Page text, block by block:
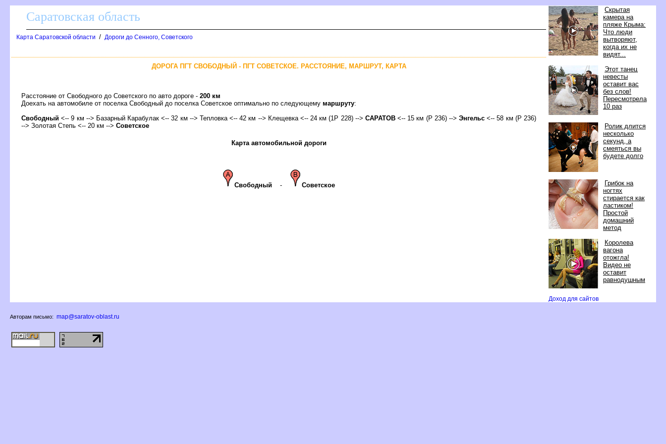
Скрытая
камера на
пляже Крыма:
Что люди
ытворяют,
когда их не
идят...
Этот танец
невесты
оставит вас
ез слов!
Пересмотрела
10 раз
Ролик длится
несколько
секунд, а
смеяться вы
удете долго
Грибок на
ногтях
стирается как
ластиком!
Простой
домашний
метод
Королева
агона
отожгла!
идео не
оставит
равнодушным
Доход для сайто
Саратовская область
Карта Саратовской области / Дороги до Сенного, Советского
ДОРОГА ПГТ СВОБОДНЫЙ - ПГТ СОВЕТСКОЕ. РАССТОЯНИЕ, МАРШРУТ, КАРТА
Расстояние от Свободного до Советского по авто дороге - 200 км
Доехать на автомобиле от поселка Свободный до поселка Советское оптимально по следующему маршруту:
Свободный <-- 9 км --> Базарный Карабулак <-- 32 км --> Тепловка <-- 42 км --> Клещевка <-- 24 км (1Р 228) --> САРАТО<-- 15 км (Р 236) -->Энгельс <-- 58 км (Р 236)
--> Золотая Степь <-- 20 км --> Советское
Карта автомобильной дороги
Свободный - Советское
Авторам письмо: map@saratov-oblast.ru